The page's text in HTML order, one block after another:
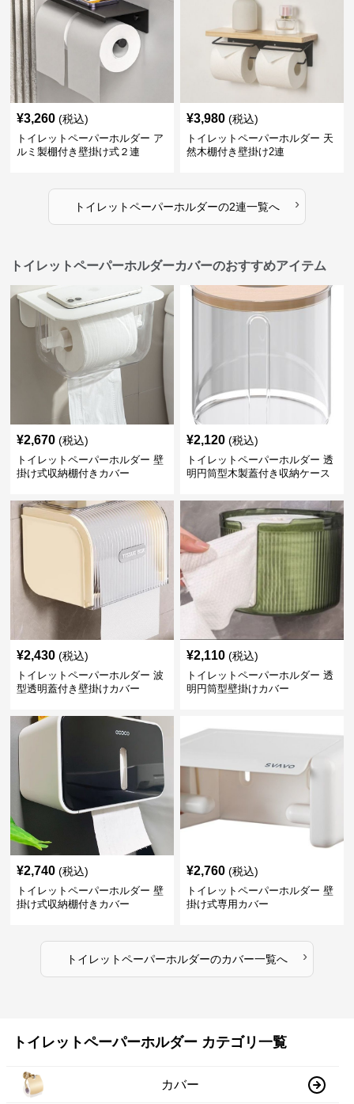
¥3,260 (税込)
トイレットペーパーホルダー ア
ルミ製棚付き壁掛け式２連
¥3,980 (税込)
トイレットペーパーホルダー 天
然木棚付き壁掛け2連
トイレットペーパーホルダーの2連一覧へ ›
トイレットペーパーホルダーカバーのおすすめアイテム
¥2,670 (税込)
トイレットペーパーホルダー 壁
掛け式収納棚付きカバー
¥2,120 (税込)
トイレットペーパーホルダー 透
明円筒型木製蓋付き収納ケース
¥2,430 (税込)
トイレットペーパーホルダー 波
型透明蓋付き壁掛けカバー
¥2,110 (税込)
トイレットペーパーホルダー 透
明円筒型壁掛けカバー
¥2,740 (税込)
トイレットペーパーホルダー 壁
掛け式収納棚付きカバー
¥2,760 (税込)
トイレットペーパーホルダー 壁
掛け式専用カバー
トイレットペーパーホルダーのカバー一覧へ ›
トイレットペーパーホルダー カテゴリ一覧
カバー